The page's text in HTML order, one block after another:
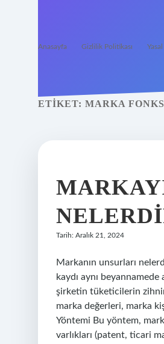
Anasayfa Gizlilik Politikası Yasal
ETIKET: MARKA
Tarih: Aralık 21, 2024
Markanın unsurları
kaydı aynı
şirketin tüketicilerin
marka değerleri, marka
Yöntemi Bu yöntem,
varlıkları (patent, ticari